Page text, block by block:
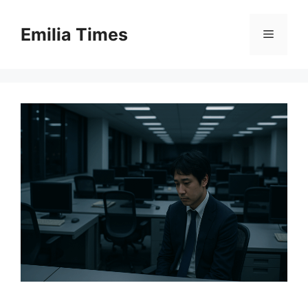
contentEmilia Times Menu